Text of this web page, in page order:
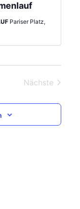
Pariser Platz,
Nächste